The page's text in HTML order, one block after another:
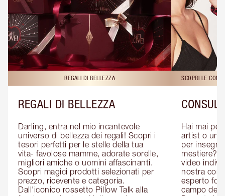
REGALI DI BELLEZZA
REGALI DI BELLEZZA
Darling, entra nel mio incantevole
universo di bellezza dei regali! Scopri i
tesori perfetti per le stelle della tua
vita- favolose mamme, adorate sorelle,
migliori amiche o uomini affascinanti.
Scopri magici prodotti selezionati per
prezzo, ricevente e categoria.
Dall'iconico rossetto Pillow Talk alla
SCOPRI LE
Hai mai
artist o un
per
mestiere?
video
nostra
esperto
campo del